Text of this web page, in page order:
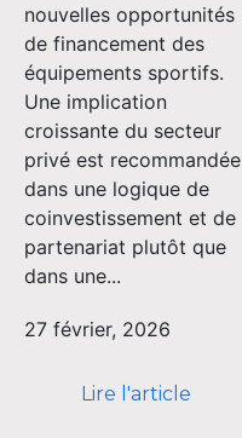
nouvelles opportunités
de financement des
équipements sportifs.
Une implication
croissante du secteur
privé est recommandée
dans une logique de
coinvestissement et de
partenariat plutôt que
dans une...
27 février, 2026
Lire l'article